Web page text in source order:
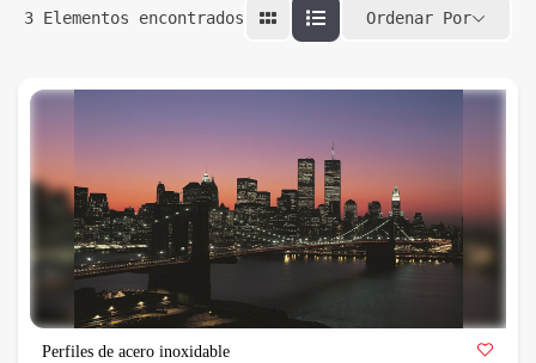
3 Elementos encontrados Ordenar Por
Perfiles de acero inoxidable